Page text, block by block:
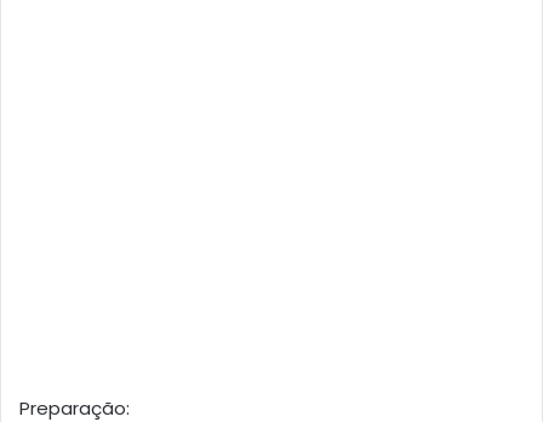
Preparação: